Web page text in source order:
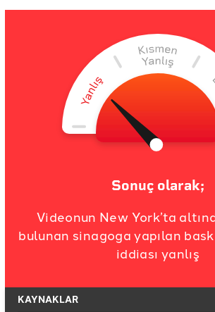
Sonuç olarak;
Videonun New York’ta
bulunan sinagoga yapılan
iddiası yanlış
KAYNAKLAR